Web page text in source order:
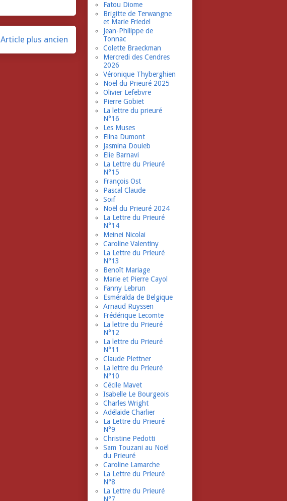
Article plus ancien
Fatou Diome
Brigitte de Terwangne
et Marie Friedel
Jean-Philippe de
Tonnac
Colette Braeckman
Mercredi des Cendres
2026
Véronique Thyberghien
Noël du Prieuré 2025
Olivier Lefebvre
Pierre Gobiet
La lettre du prieuré
N°16
Les Muses
Elina Dumont
Jasmina Douieb
Elie Barnavi
La Lettre du Prieuré
N°15
François Ost
Pascal Claude
Soif
Noël du Prieuré 2024
La Lettre du Prieuré
N°14
Meinei Nicolai
Caroline Valentiny
La Lettre du Prieuré
N°13
Benoît Mariage
Marie et Pierre Cayol
Fanny Lebrun
Esméralda de Belgique
Arnaud Ruyssen
Frédérique Lecomte
La lettre du Prieuré
N°12
La lettre du Prieuré
N°11
Claude Plettner
La lettre du Prieuré
N°10
Cécile Mavet
Isabelle Le Bourgeois
Charles Wright
Adélaïde Charlier
La Lettre du Prieuré
N°9
Christine Pedotti
Sam Touzani au Noël
du Prieuré
Caroline Lamarche
La Lettre du Prieuré
N°8
La Lettre du Prieuré
N°7